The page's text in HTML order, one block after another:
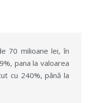
70 milioane lei, în
pana la valoarea
cu 240%, până la